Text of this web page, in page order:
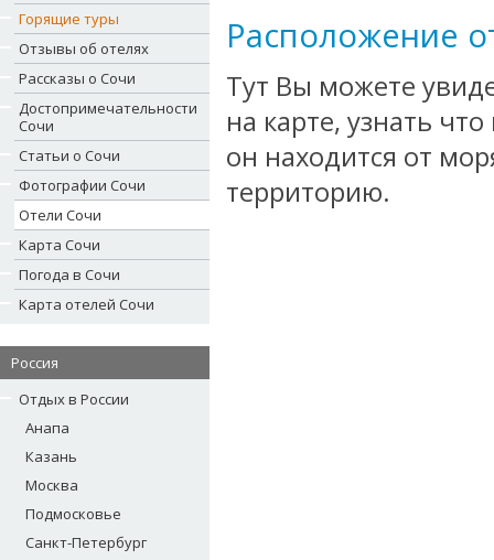
Горящие туры
Отзывы об отелях
Рассказы о Сочи
Достопримечательности
Сочи
Статьи о Сочи
Фотографии Сочи
Отели Сочи
Карта Сочи
Погода в Сочи
Карта отелей Сочи
Россия
Отдых в России
Анапа
Казань
Москва
Подмосковье
Санкт-Петербург
Расположение
Тут Вы можете
на карте, узнать
он находится от
территорию.